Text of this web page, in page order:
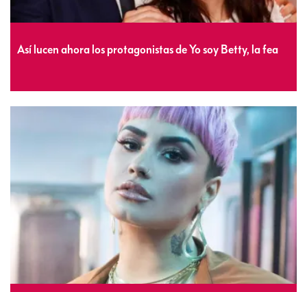
Así lucen ahora los protagonistas de Yo soy Betty, la fea